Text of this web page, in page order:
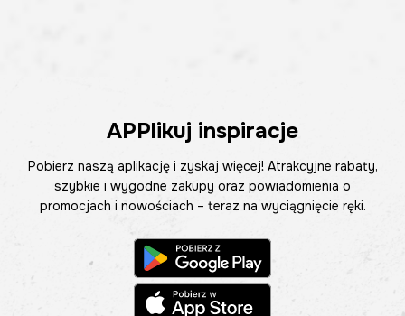
APPlikuj inspiracje
Pobierz naszą aplikację i zyskaj więcej! Atrakcyjne rabaty,
szybkie i wygodne zakupy oraz powiadomienia o
promocjach i nowościach – teraz na wyciągnięcie ręki.